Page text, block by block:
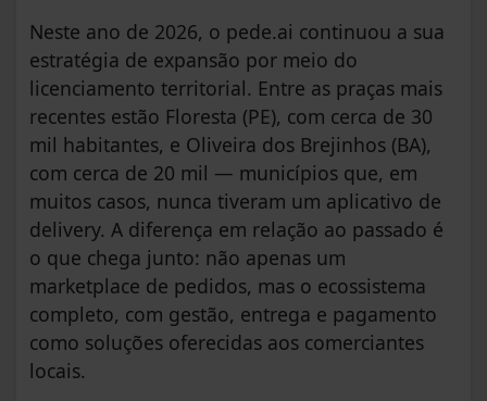
Neste ano de 2026, o pede.ai continuou a sua
estratégia de expansão por meio do
licenciamento territorial. Entre as praças mais
recentes estão Floresta (PE), com cerca de 30
mil habitantes, e Oliveira dos Brejinhos (BA),
com cerca de 20 mil — municípios que, em
muitos casos, nunca tiveram um aplicativo de
delivery. A diferença em relação ao passado é
o que chega junto: não apenas um
marketplace de pedidos, mas o ecossistema
completo, com gestão, entrega e pagamento
como soluções oferecidas aos comerciantes
locais.